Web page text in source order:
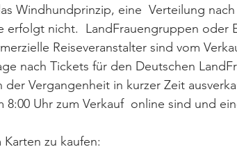
Windhundprinzip, eine  Verteilung
erfolgt nicht.  LandFrauengruppen oder
Reiseveranstalter sind vom
der Vergangenheit in kurzer Zeit
8:00 Uhr zum Verkauf  online sind und
zu kaufen: